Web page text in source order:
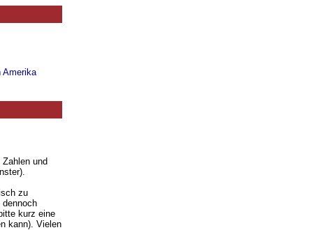
Amerika
Zahlen und
zu
kurz eine
kann). Vielen